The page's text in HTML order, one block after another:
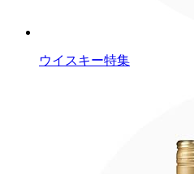
ウイスキー特集